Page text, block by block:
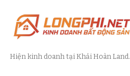
Hiện kinh doanh tại Khải Hoàn Land.